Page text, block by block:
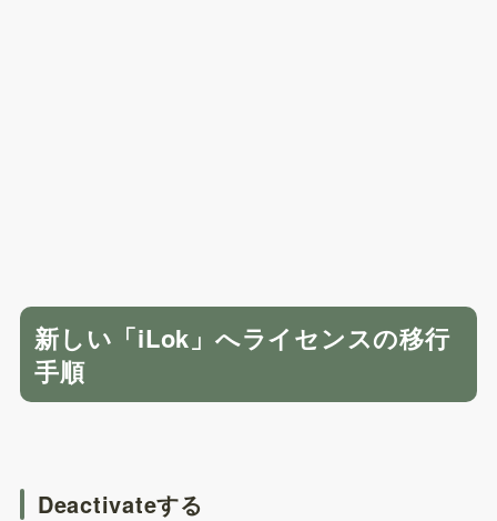
新しい「iLok」へライセンスの移行
手順
Deactivateする